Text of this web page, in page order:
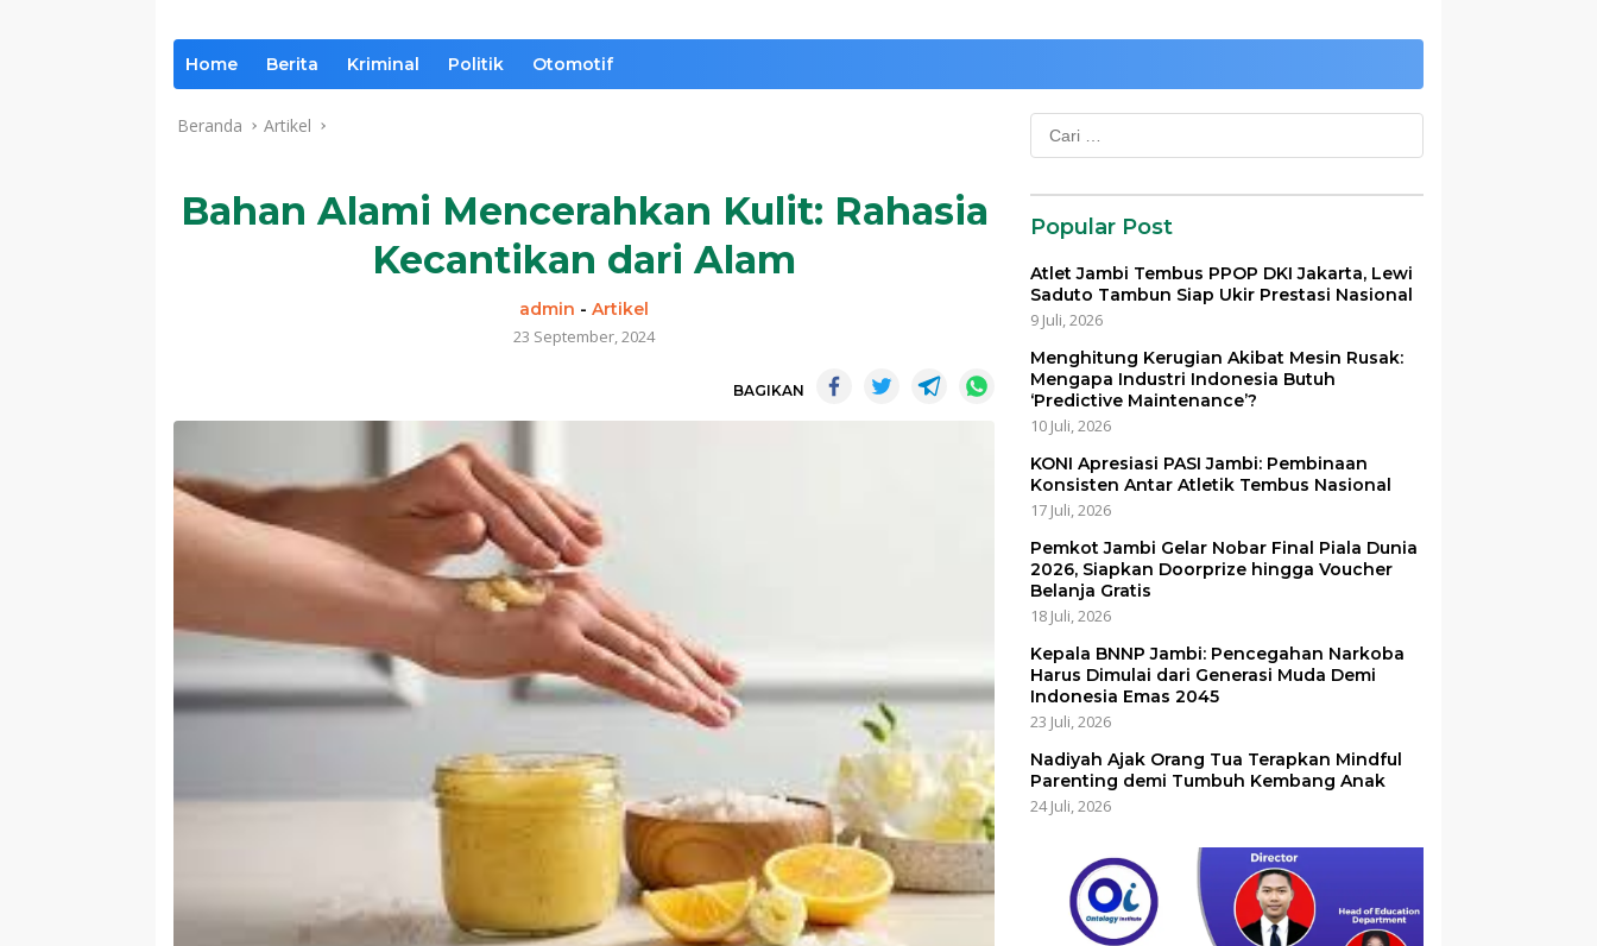
Home Berita Kriminal Politik Otomotif
Beranda Artikel
Bahan Alami Mencerahkan Kulit: Rahasia
Kecantikan dari Alam
admin -Artikel
23 September, 2024
Komentar
BAGIKAN
Cari
untuk:
Popular Post
Atlet Jambi Tembus PPOP DKI Jakarta, Lewi
Saduto Tambun Siap Ukir Prestasi Nasional
9 Juli, 2026
Menghitung Kerugian Akibat Mesin Rusak:
Mengapa Industri Indonesia Butuh
‘Predictive Maintenance’?
10 Juli, 2026
KONI Apresiasi PASI Jambi: Pembinaan
Konsisten Antar Atletik Tembus Nasional
17 Juli, 2026
Pemkot Jambi Gelar Nobar Final Piala Dunia
2026, Siapkan Doorprize hingga Voucher
Belanja Gratis
18 Juli, 2026
Kepala BNNP Jambi: Pencegahan Narkoba
Harus Dimulai dari Generasi Muda Demi
Indonesia Emas 2045
23 Juli, 2026
Nadiyah Ajak Orang Tua Terapkan Mindful
Parenting demi Tumbuh Kembang Anak
24 Juli, 2026